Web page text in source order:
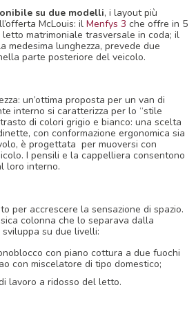
su due modelli, i layout più
McLouis: il Menfys 3 che offre in 5
matrimoniale trasversale in coda; il
medesima lunghezza, prevede due
parte posteriore del veicolo.
un’ottima proposta per un van di
interno si caratterizza per lo “stile
di colori grigio e bianco: una scelta
con conformazione ergonomica sia
è progettata per muoversi con
I pensili e la cappelliera consentono
loro interno.
per accrescere la sensazione di spazio.
colonna che lo separava dalla
su due livelli:
con piano cottura a due fuochi
con miscelatore di tipo domestico;
lavoro a ridosso del letto.